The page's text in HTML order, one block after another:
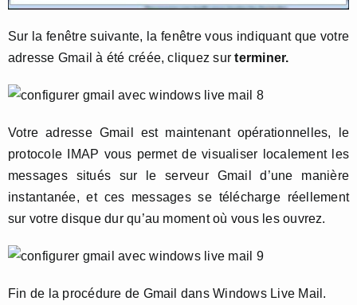
Sur la fenêtre suivante, la fenêtre vous indiquant que votre
adresse Gmail à été créée, cliquez surterminer.
Votre adresse Gmail est maintenant opérationnelles, le
protocole IMAP vous permet de visualiser localement les
messages situés sur le serveur Gmail d’une manière
instantanée, et ces messages se télécharge réellement
sur votre disque dur qu’au moment où vous les ouvrez.
Fin de la procédure de Gmail dans Windows Live Mail.